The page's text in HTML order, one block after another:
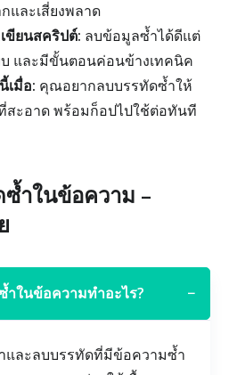
และเสี่ยงพลาด
ขียนสคริปต์: ลบข้อมูลซ้ำได้ดีแต่
และมีขั้นตอนค่อนข้างเทคนิค
เมื่อ: คุณอยากลบบรรทัดซ้ำให้
ที่สะอาด พร้อมก็อปไปใช้ต่อทันที
ำในข้อความ –
ำในข้อความทำอะไร? −
และลบบรรทัดที่มีข้อความซ้ำ